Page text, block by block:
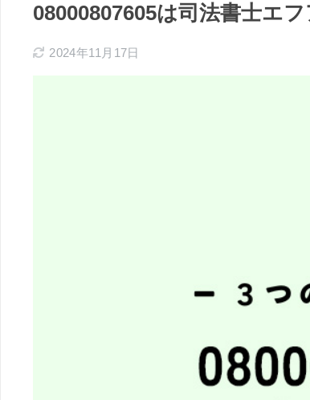
08000807605は司法書士エ
2024年11月17日